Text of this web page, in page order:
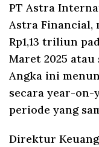
PT Astra
Astra Financial,
Rp1,13 triliun
Maret 2025 atau
Angka ini
secara year-on-
periode yang
Direktur